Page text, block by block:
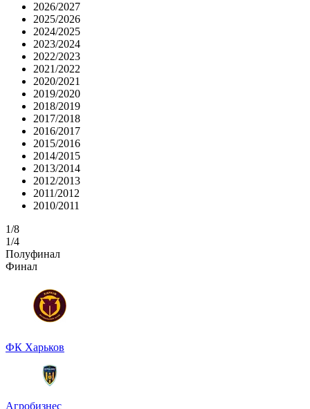
2026/2027
2025/2026
2024/2025
2023/2024
2022/2023
2021/2022
2020/2021
2019/2020
2018/2019
2017/2018
2016/2017
2015/2016
2014/2015
2013/2014
2012/2013
2011/2012
2010/2011
1/8
1/4
Полуфинал
Финал
ФК Харьков
Агробизнес